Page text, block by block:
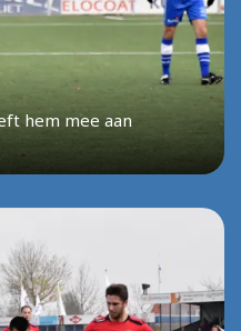
hem mee aan